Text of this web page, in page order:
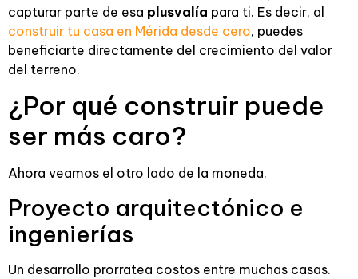
capturar parte de esa plusvalía para ti. Es decir, al
construir tu casa en Mérida desde cero, puedes
beneficiarte directamente del crecimiento del valor
del terreno.
¿Por qué construir puede
ser más caro?
Ahora veamos el otro lado de la moneda.
Proyecto arquitectónico e
ingenierías
Un desarrollo prorratea costos entre muchas casas.